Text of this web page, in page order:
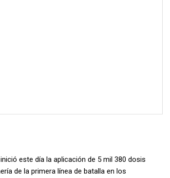
este día la aplicación de 5 mil 380 dosis
de la primera línea de batalla en los